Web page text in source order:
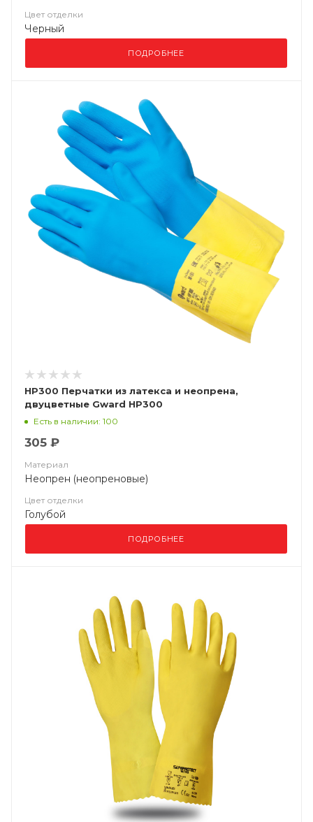
Цвет отделки
Черный
ПОДРОБНЕЕ
HP300 Перчатки из латекса и неопрена,
двуцветные Gward HP300
Есть в наличии: 100
305 ₽
Материал
Неопрен (неопреновые)
Цвет отделки
Голубой
ПОДРОБНЕЕ